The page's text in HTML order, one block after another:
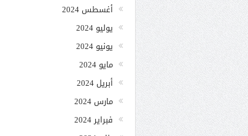
أغسطس 2024
يوليو 2024
يونيو 2024
مايو 2024
أبريل 2024
مارس 2024
فبراير 2024